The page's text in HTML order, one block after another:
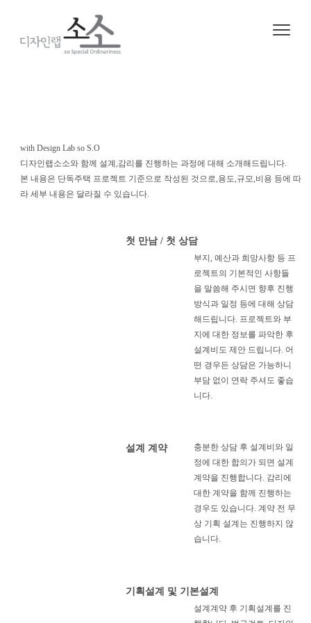
with Design Lab so S.O
디자인랩소소와 함께 설계,감리를 진행하는 과정에 대해 소개해드립니다.
본 내용은 단독주택 프로젝트 기준으로 작성된 것으로,용도,규모,비용 등에 따
라 세부 내용은 달라질 수 있습니다.
첫 만남 / 첫 상담
부지, 예산과 희망사항 등 프
로젝트의 기본적인 사항들
을 말씀해 주시면 향후 진행
방식과 일정 등에 대해 상담
해드립니다. 프로젝트와 부
지에 대한 정보를 파악한 후
설계비도 제안 드립니다. 어
떤 경우든 상담은 가능하니
부담 없이 연락 주셔도 좋습
니다.
설계 계약
충분한 상담 후 설계비와 일
정에 대한 합의가 되면 설계
계약을 진행합니다. 감리에
대한 계약을 함께 진행하는
경우도 있습니다. 계약 전 무
상 기획 설계는 진행하지 않
습니다.
기획설계 및 기본설계
설계계약 후 기획설계를 진